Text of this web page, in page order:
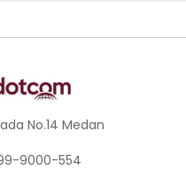
No.14 Medan
9000-554